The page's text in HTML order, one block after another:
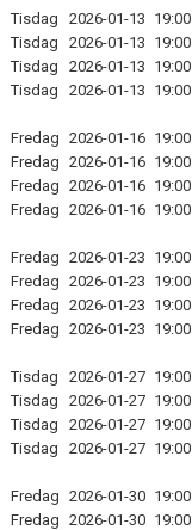
Tisdag 2026-01-13 19:00
Tisdag
2026-01-13 19:00
Tisdag
2026-01-13 19:00
Tisdag
2026-01-13 19:00
Fredag 2026-01-16 19:00
Fredag 2026-01-16 19:00
Fredag 2026-01-16 19:00
Fredag 2026-01-16 19:00
Fredag 2026-01-23 19:00
Fredag 2026-01-23 19:00
Fredag 2026-01-23 19:00
Fredag 2026-01-23 19:00
Tisdag 2026-01-27 19:00
Tisdag
2026-01-27 19:00
Tisdag
2026-01-27 19:00
Tisdag
2026-01-27 19:00
Fredag 2026-01-30 19:00
Fredag 2026-01-30 19:00